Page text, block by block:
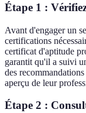
Étape 1 :
Avant d'engager un
certifications
certificat d'aptitude
garantit qu'il a suivi
des
aperçu de leur
Étape 2 :